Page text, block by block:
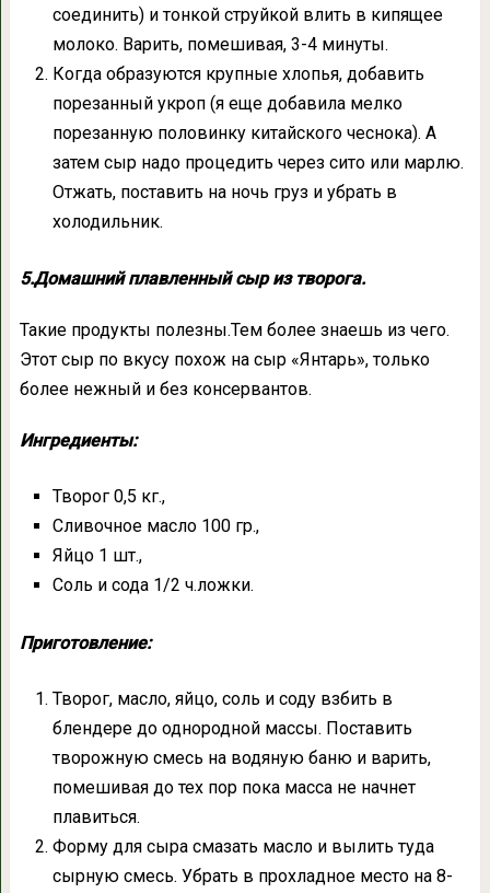
соединить) и тонкой струйкой влить в кипящее
молоко. Варить, помешивая, 3-4 минуты.
Когда образуются крупные хлопья, добавить
порезанный укроп (я еще добавила мелко
порезанную половинку китайского чеснока). А
затем сыр надо процедить через сито или марлю.
Отжать, поставить на ночь груз и убрать в
холодильник.
5.Домашний плавленный сыр из творога.
Такие продукты полезны.Тем более знаешь из чего.
Этот сыр по вкусу похож на сыр «Янтарь», только
более нежный и без консервантов.
Ингредиенты:
Творог 0,5 кг.,
Сливочное масло 100 гр.,
Яйцо 1 шт.,
Соль и сода 1/2 ч.ложки.
Приготовление:
Творог, масло, яйцо, соль и соду взбить в
блендере до однородной массы. Поставить
творожную смесь на водяную баню и варить,
помешивая до тех пор пока масса не начнет
плавиться.
Форму для сыра смазать масло и вылить туда
сырную смесь. Убрать в прохладное место на 8-